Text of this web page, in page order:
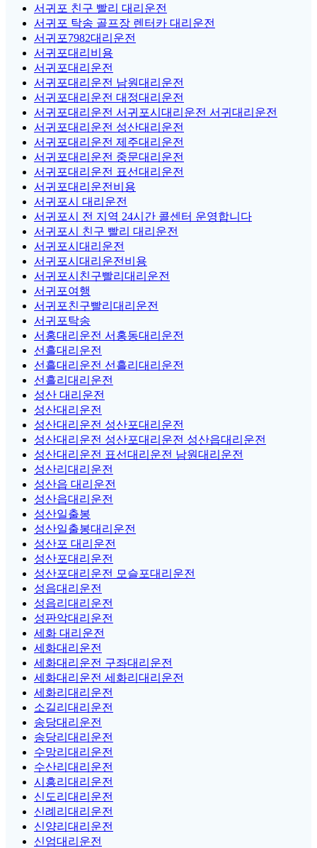
서귀포 친구 빨리 대리운전
서귀포 탁송 골프장 렌터카 대리운전
서귀포7982대리운전
서귀포대리비용
서귀포대리운전
서귀포대리운전 남원대리운전
서귀포대리운전 대정대리운전
서귀포대리운전 서귀포시대리운전 서귀대리운전
서귀포대리운전 성산대리운전
서귀포대리운전 제주대리운전
서귀포대리운전 중문대리운전
서귀포대리운전 표선대리운전
서귀포대리운전비용
서귀포시 대리운전
서귀포시 전 지역 24시간 콜센터 운영합니다
서귀포시 친구 빨리 대리운전
서귀포시대리운전
서귀포시대리운전비용
서귀포시친구빨리대리운전
서귀포여행
서귀포친구빨리대리운전
서귀포탁송
서홍대리운전 서홍동대리운전
선흘대리운전
선흘대리운전 선흘리대리운전
선흘리대리운전
성산 대리운전
성산대리운전
성산대리운전 성산포대리운전
성산대리운전 성산포대리운전 성산읍대리운전
성산대리운전 표선대리운전 남원대리운전
성산리대리운전
성산읍 대리운전
성산읍대리운전
성산일출봉
성산일출봉대리운전
성산포 대리운전
성산포대리운전
성산포대리운전 모슬포대리운전
성읍대리운전
성읍리대리운전
성판악대리운전
세화 대리운전
세화대리운전
세화대리운전 구좌대리운전
세화대리운전 세화리대리운전
세화리대리운전
소길리대리운전
송당대리운전
송당리대리운전
수망리대리운전
수산리대리운전
시흥리대리운전
신도리대리운전
신례리대리운전
신양리대리운전
신엄대리운전